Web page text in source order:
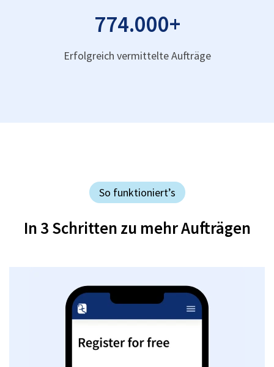
774.000+
Erfolgreich vermittelte Aufträge
So funktioniert’s
In 3 Schritten zu mehr Aufträgen